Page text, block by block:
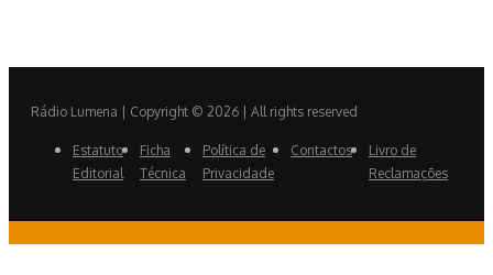
Rádio Lumena | Copyright © 2026 | All rights reserved
Estatuto
Editorial
Ficha
Técnica
Política de
Privacidade
Contactos
Livro de
Reclamações